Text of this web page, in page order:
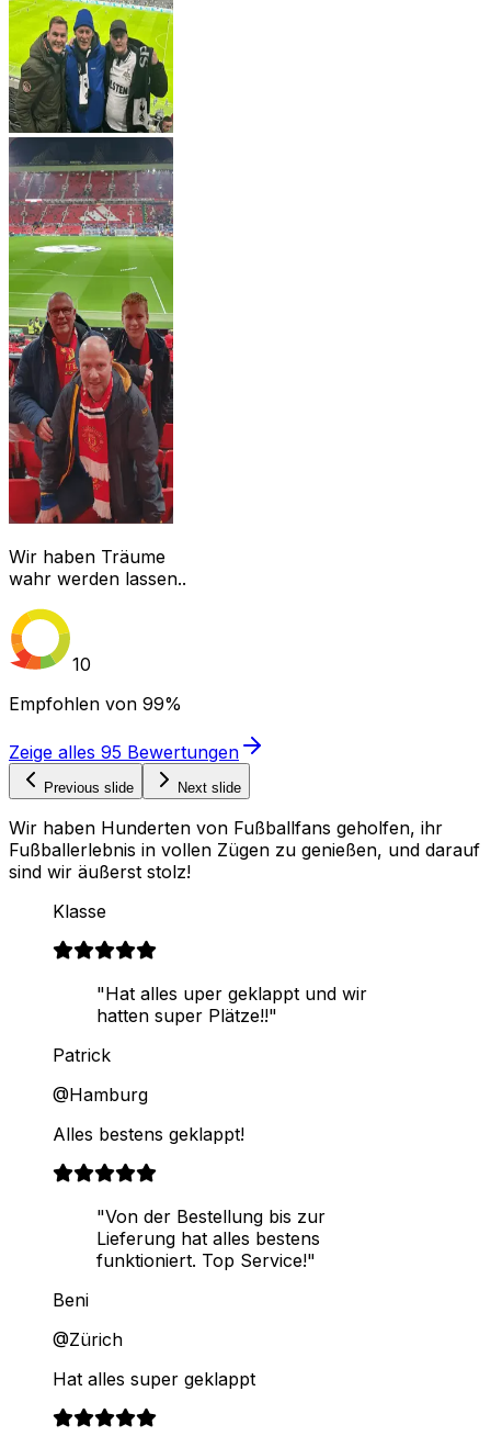
Wir haben Träume
wahr werden lassen..
10
Empfohlen von 99%
Zeige alles 95 Bewertungen
Previous slide Next slide
Wir haben Hunderten von Fußballfans geholfen, ihr
Fußballerlebnis in vollen Zügen zu genießen, und darauf
sind wir äußerst stolz!
Klasse
"Hat alles uper geklappt und wir
hatten super Plätze!!"
Patrick
@Hamburg
Alles bestens geklappt!
"Von der Bestellung bis zur
Lieferung hat alles bestens
funktioniert. Top Service!"
Beni
@Zürich
Hat alles super geklappt